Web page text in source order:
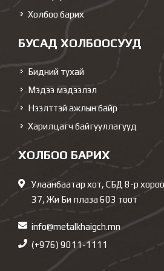
Холбоо барих
БУСАД ХОЛБООСУУД
Бидний тухай
Мэдээ мэдээлэл
Нээлттэй ажлын байр
Харилцагч байгууллагууд
ХОЛБОО БАРИХ
Улаанбаатар хот, СБД 8-р
37, Жи Би плаза 603 тоот
info@metalkhaigch.mn
(+976) 9011-1111